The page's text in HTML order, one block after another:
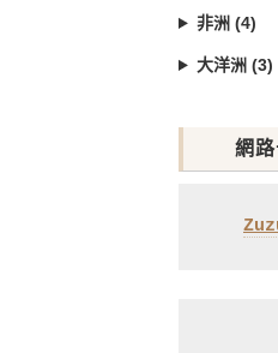
非洲 (4)
大洋洲 (3)
網